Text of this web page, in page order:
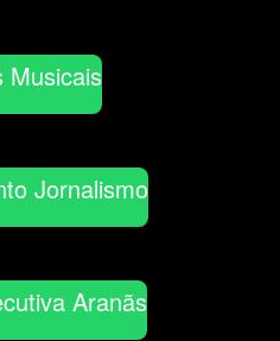
Musicais
Jornalismo
Aranãs